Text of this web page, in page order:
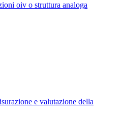
oiv o struttura analoga
e valutazione della